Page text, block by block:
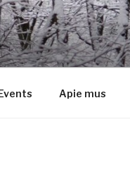
Apie mus